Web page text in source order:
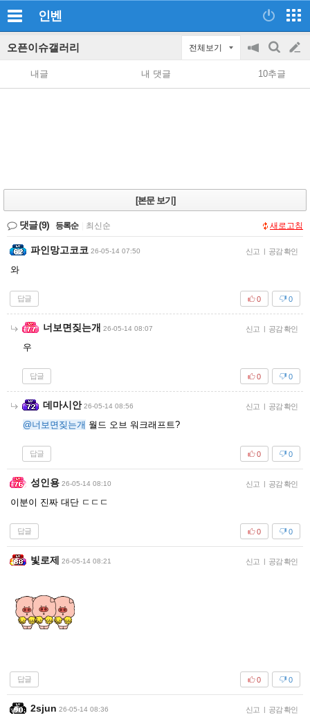
인벤
오픈이슈갤러리 전체보기
공
지
on/off
검
색
글
쓰
내글 내 댓글 10추글
[본문 보기]
댓글(9) 등록순 최신순 새로고침
파인망고코코 26-05-14 07:50 신고 | 공감 확인
와
답글 0
0
너보면짖는개 26-05-14 08:07 신고 | 공감 확인
우
답글 0
0
데마시안 26-05-14 08:56 신고 | 공감 확인
@너보면짖는개 월드 오브 워크래프트?
답글 0
0
성인용 26-05-14 08:10 신고 | 공감 확인
이분이 진짜 대단 ㄷㄷㄷ
답글 0
0
빛로제 26-05-14 08:21 신고 | 공감 확인
답글 0
0
2sjun 26-05-14 08:36 신고 | 공감 확인